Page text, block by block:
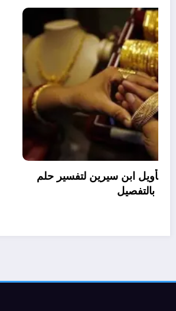
تفسير الاحلام والرؤى
تعرف علي – ما هو تأويل ابن
الاساور للمتزوجة؟ – بالتفصيل